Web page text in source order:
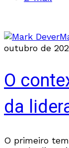
outubro de
O
da
O primeiro